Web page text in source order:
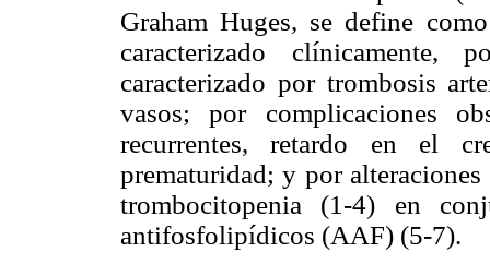
Graham Huges, se define
caracterizado clínicamente,
caracterizado por trombosis
vasos; por complicaciones
recurrentes, retardo en el
prematuridad; y por
trombocitopenia (1-4) en
antifosfolipídicos (AAF) (5-7).